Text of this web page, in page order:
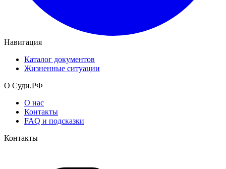
Навигация
Каталог документов
Жизненные ситуации
О Суди.РФ
О нас
Контакты
FAQ и подсказки
Контакты